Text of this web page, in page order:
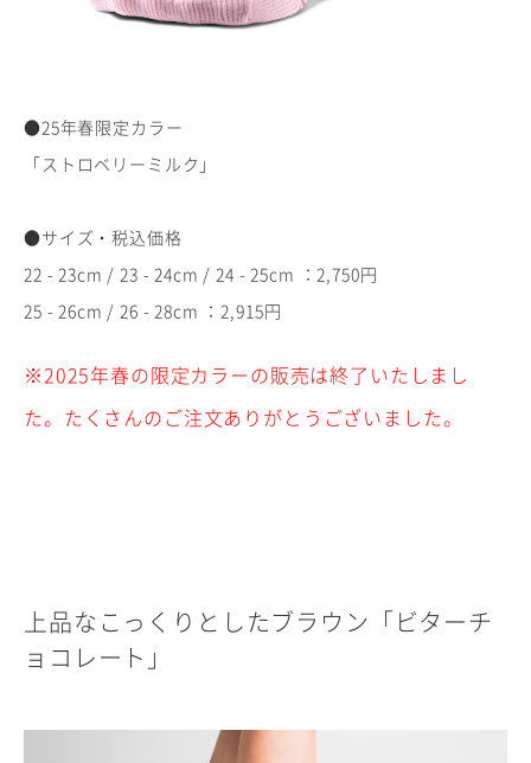
●25年春限定カラー
「ストロベリーミルク」
●サイズ・税込価格
22 - 23cm / 23 - 24cm / 24 - 25cm ：2,750円
25 - 26cm / 26 - 28cm ：2,915円
※2025年春の限定カラーの販売は終了いたしまし
た。たくさんのご注文ありがとうございました。
上品なこっくりとしたブラウン「ビターチ
ョコレート」